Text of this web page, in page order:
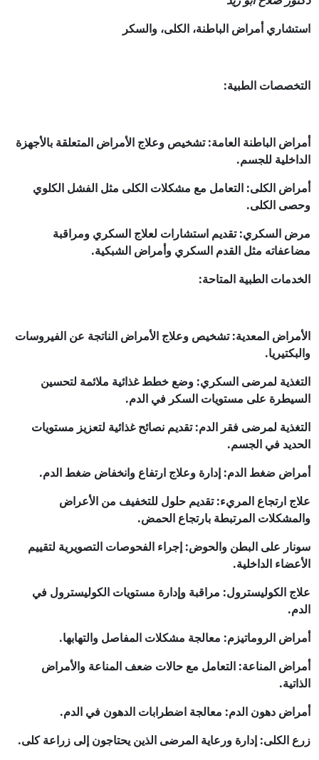
أمراض الباطنة، الكلى، والسكر
الطبية:
الباطنة العامة: تشخيص وعلاج الأمراض المتعلقة بالأجهزة
للجسم.
الكلى: التعامل مع مشكلات الكلى مثل الفشل الكلوي
الكلى.
السكري: تقديم استشارات لعلاج السكري ومراقبة
مثل القدم السكري وأمراض الشبكية.
الطبية المتاحة:
المعدية: تشخيص وعلاج الأمراض الناتجة عن الفيروسات
لمرضى السكري: وضع خطط غذائية ملائمة لتحسين
على مستويات السكر في الدم.
لمرضى فقر الدم: تقديم نصائح غذائية لتعزيز مستويات
في الجسم.
ضغط الدم: إدارة وعلاج ارتفاع وانخفاض ضغط الدم.
ارتجاع المريء: تقديم حلول للتخفيف من الأعراض
المرتبطة بارتجاع الحمض.
على البطن والحوض: إجراء الفحوصات التصويرية لتقييم
الداخلية.
الكوليسترول: مراقبة وإدارة مستويات الكوليسترول في
الروماتيزم: معالجة مشكلات المفاصل والتهابها.
المناعة: التعامل مع حالات ضعف المناعة والأمراض
دهون الدم: معالجة اضطرابات الدهون في الدم.
الكلى: إدارة ورعاية المرضى الذين يحتاجون إلى زراعة كلى.